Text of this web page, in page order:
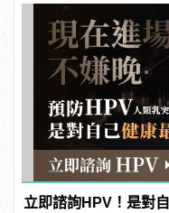
立即諮詢HPV！是對